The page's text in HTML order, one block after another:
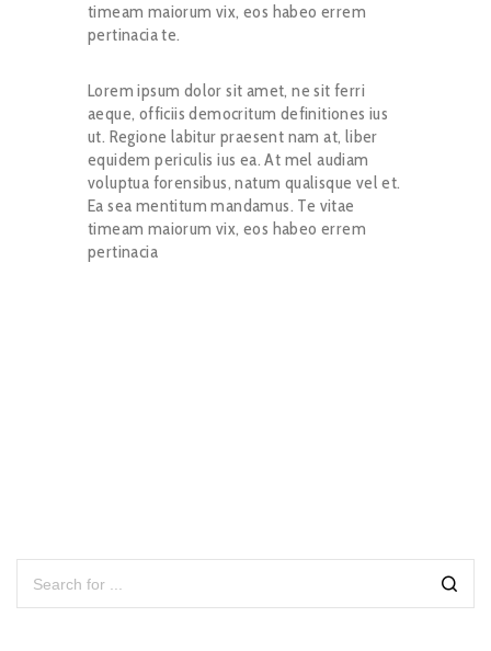
timeam maiorum vix, eos habeo errem
pertinacia te.
Lorem ipsum dolor sit amet, ne sit ferri
aeque, officiis democritum definitiones ius
ut. Regione labitur praesent nam at, liber
equidem periculis ius ea. At mel audiam
voluptua forensibus, natum qualisque vel et.
Ea sea mentitum mandamus. Te vitae
timeam maiorum vix, eos habeo errem
pertinacia